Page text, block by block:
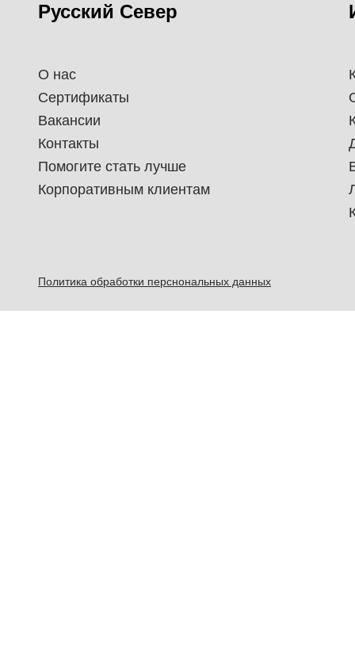
Русский Север
О нас
Сертификаты
Вакансии
Контакты
Помогите стать лучше
Корпоративным клиентам
Политика обработки перснональных данных